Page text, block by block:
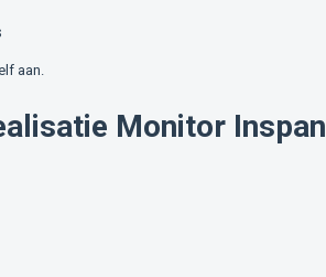
aan.
Monitor